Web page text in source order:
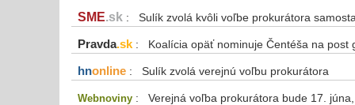
SME.sk : Sulík zvolá kvôli voľbe prokurátora
Pravda.sk : Koalícia opäť nominuje Čentéša na post
hnonline : Sulík zvolá verejnú voľbu prokurátora
Webnoviny : Verejná voľba prokurátora bude 17.